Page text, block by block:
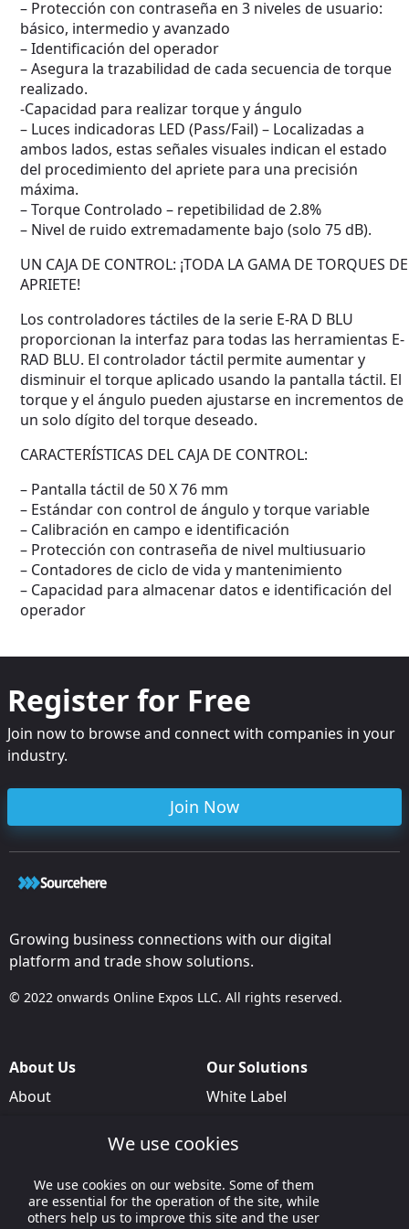
controlado de la carga.
– Protección con contraseña en 3 niveles de usuario:
básico, intermedio y avanzado
– Identificación del operador
– Asegura la trazabilidad de cada secuencia de torque
realizado.
-Capacidad para realizar torque y ángulo
– Luces indicadoras LED (Pass/Fail) – Localizadas a
ambos lados, estas señales visuales indican el estado
del procedimiento del apriete para una precisión
máxima.
– Torque Controlado – repetibilidad de 2.8%
– Nivel de ruido extremadamente bajo (solo 75 dB).
UN CAJA DE CONTROL: ¡TODA LA GAMA DE TORQUES DE
APRIETE!
Los controladores táctiles de la serie E-RA D BLU
proporcionan la interfaz para todas las herramientas E-
RAD BLU. El controlador táctil permite aumentar y
disminuir el torque aplicado usando la pantalla táctil. El
torque y el ángulo pueden ajustarse en incrementos de
un solo dígito del torque deseado.
CARACTERÍSTICAS DEL CAJA DE CONTROL:
– Pantalla táctil de 50 X 76 mm
– Estándar con control de ángulo y torque variable
– Calibración en campo e identificación
– Protección con contraseña de nivel multiusuario
– Contadores de ciclo de vida y mantenimiento
– Capacidad para almacenar datos e identificación del
operador
Register for Free
Join now to browse and connect with companies in your
industry.
Join Now
Growing business connections with our digital
platform and trade show solutions.
© 2022 onwards Online Expos LLC. All rights reserved.
About Us
About
Contact Us
Our Solutions
White Label
For Delegation Organizers
For Exhibitors Attending an
Event
We use cookies
We use cookies on our website. Some of them
are essential for the operation of the site, while
others help us to improve this site and the user